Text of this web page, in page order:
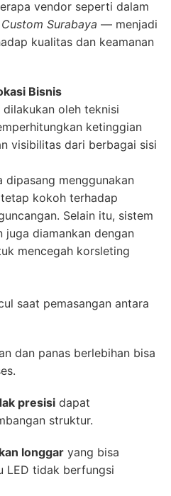
vendor seperti dalam
Surabaya — menjadi
kualitas dan keamanan
Bisnis
dilakukan oleh teknisi
ketinggian
visibilitas dari berbagai sisi
dipasang menggunakan
kokoh terhadap
Selain itu, sistem
juga diamankan dengan
mencegah korsleting
saat pemasangan antara
dan panas berlebihan bisa
presisi dapat
struktur.
longgar yang bisa
LED tidak berfungsi